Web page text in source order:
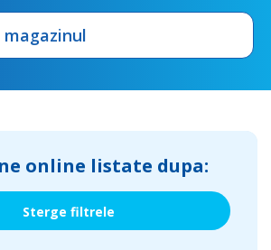
online listate dupa:
Sterge filtrele